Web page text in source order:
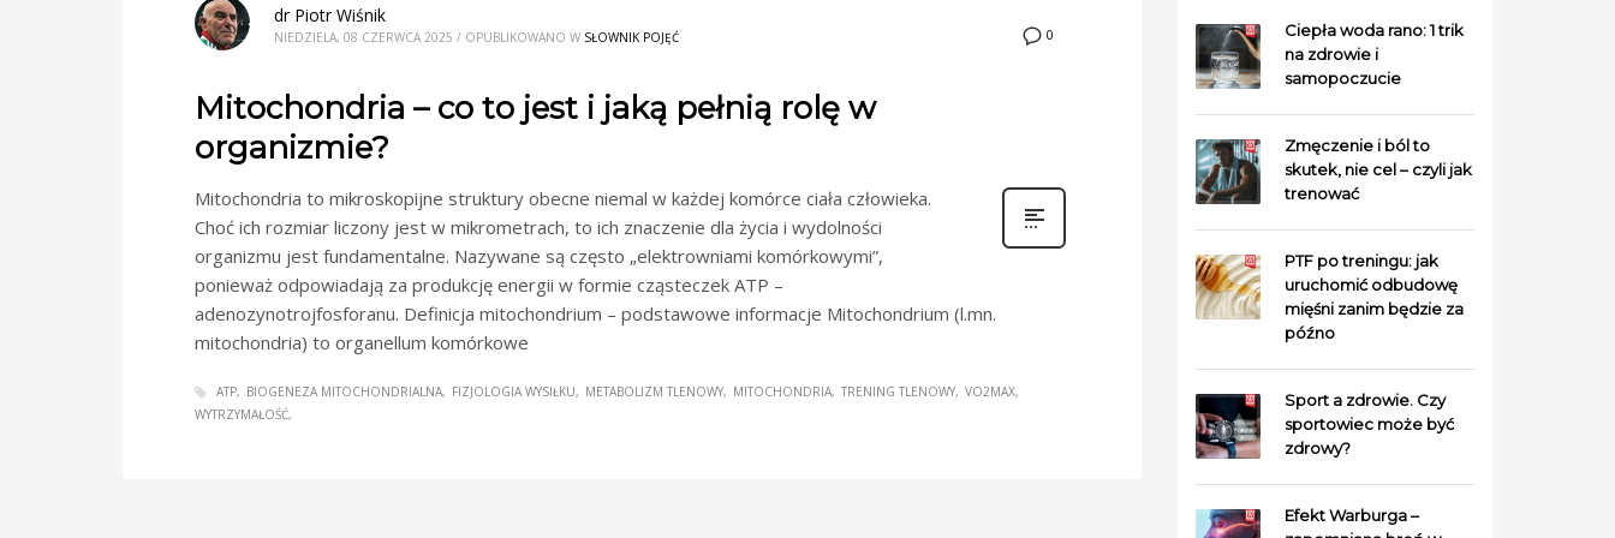
0
dr Piotr Wiśnik
NIEDZIELA, 08 CZERWCA 2025 / OPUBLIKOWANO W SŁOWNIK POJĘĆ
Mitochondria – co to jest i jaką pełnią rolę w
organizmie?
Mitochondria to mikroskopijne struktury obecne niemal w każdej komórce ciała człowieka.
Choć ich rozmiar liczony jest w mikrometrach, to ich znaczenie dla życia i wydolności
organizmu jest fundamentalne. Nazywane są często „elektrowniami komórkowymi”,
ponieważ odpowiadają za produkcję energii w formie cząsteczek ATP –
adenozynotrojfosforanu. Definicja mitochondrium – podstawowe informacje Mitochondrium (l.mn.
mitochondria) to organellum komórkowe
ATP BIOGENEZA MITOCHONDRIALNA FIZJOLOGIA WYSIŁKU METABOLIZM TLENOWY MITOCHONDRIA TRENING TLENOWY VO2MAX
WYTRZYMAŁOŚĆ
Ciepła woda rano: 1 trik
na zdrowie i
samopoczucie
Zmęczenie i ból to
skutek, nie cel – czyli jak
trenować
PTF po treningu: jak
uruchomić odbudowę
mięśni zanim będzie za
późno
Sport a zdrowie. Czy
sportowiec może być
zdrowy?
Efekt Warburga –